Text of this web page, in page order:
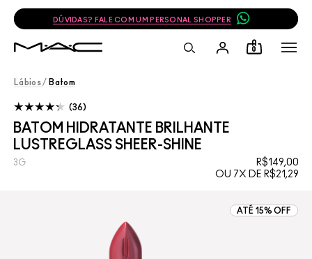
DÚVIDAS? FALE COM UM PERSONAL SHOPPER
0
Lábios / Batom
BATOM HIDRATANTE BRILHANTE
LUSTREGLASS SHEER-SHINE
R$149,00
OU 7X DE R$21,29
3G
36
ATÉ 15% OFF